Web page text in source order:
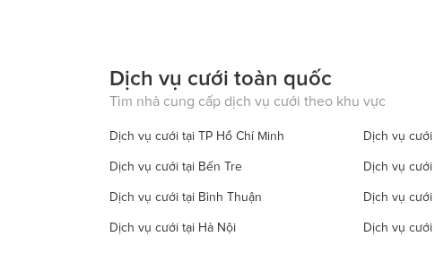
Dịch vụ cưới toàn quốc
Tìm nhà cung cấp dịch vụ cưới theo khu vực
Dịch vụ cưới tại TP Hồ Chí Minh Dịch vụ cưới
Dịch vụ cưới tại Bến Tre Dịch vụ
Dịch vụ cưới tại Bình Thuận Dịch vụ cưới
Dịch vụ cưới tại Hà Nội Dịch vụ